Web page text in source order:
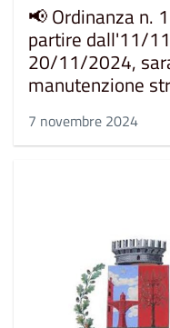
📢 Ordinanza n.
partire dall'11/
20/11/2024,
manutenzione
7 novembre 2024